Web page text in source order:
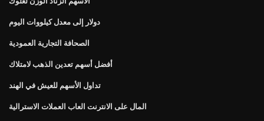
دولار إلى معدل كيلووات اليوم
الصحافة التجارية العمودية
أفضل أسهم تعدين الذهب لامتلاك
تداول الأسهم للعيش في الهند
المال على الانترنت العاب العملات الاسترالية